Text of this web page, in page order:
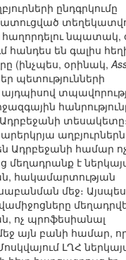
ընդգրկումը
հաղորդելու նպատակ,
հանդես են գալիս
(ինչպես, օրինակ,
պետությունների
աղբյուրներն
Ադրբեջանի համար
մեղադրանք է
հակամարտության
մեջ։
ոչ պրոֆեսիանալ
այն բանի համար,
ԼՂՀ